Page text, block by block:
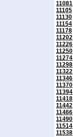
11081
11105
11130
11154
11178
11202
11226
11250
11274
11298
11322
11346
11370
11394
11418
11442
11466
11490
11514
11538